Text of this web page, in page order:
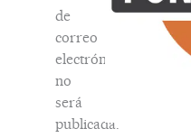
de
correo
electrónico
no
será
publicada.